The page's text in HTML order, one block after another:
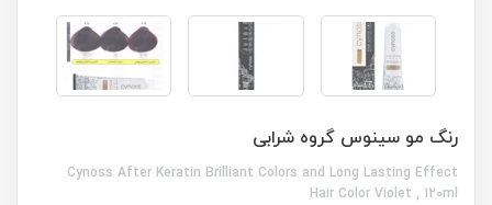
رنگ مو سینوس گروه شرابی
Cynoss After Keratin Brilliant Colors and Long Lasting Effect
Hair Color Violet , 120ml